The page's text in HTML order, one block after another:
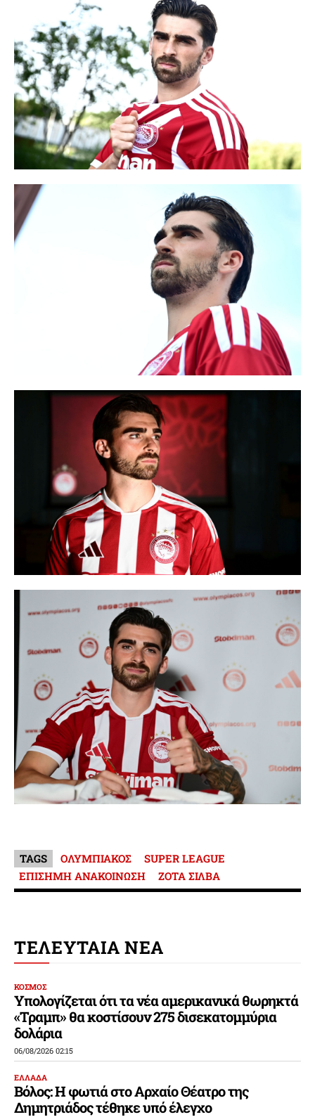
TAGS ΟΛΥΜΠΙΑΚΟΣ
SUPER LEAGUE
ΕΠΙΣΗΜΗ ΑΝΑΚΟΙΝΩΣΗ
ΖΟΤΑ ΣΙΛΒΑ
ΤΕΛΕΥΤΑΙΑ ΝΕΑ
ΚΟΣΜΟΣ
Υπολογίζεται ότι τα νέα αμερικανικά θωρηκτά
«Τραμπ» θα κοστίσουν 275 δισεκατομμύρια
δολάρια
06/08/2026 02:15
ΕΛΛΑΔΑ
Βόλος: Η φωτιά στο Αρχαίο Θέατρο της
Δημητριάδος τέθηκε υπό έλεγχο